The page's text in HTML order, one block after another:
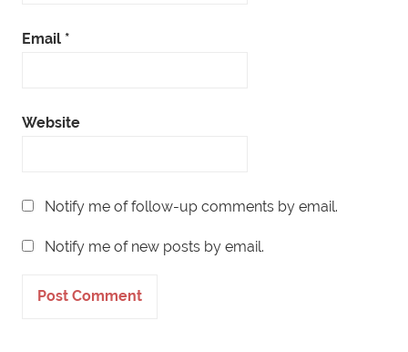
Email *
Website
Notify me of follow-up comments by email.
Notify me of new posts by email.